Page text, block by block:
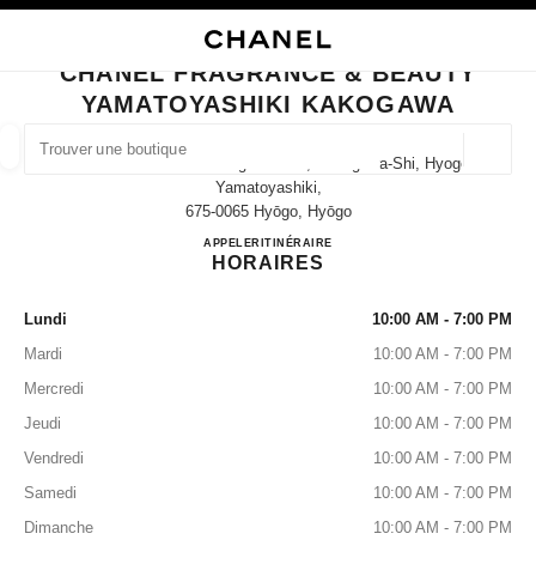
TROUVER UNE BOUTIQUE
Les suggestions sont affichées sous cette barre de recherche
0 Suggestions disponibles
FERMER LA FICHE BOUTIQUE CHANEL FRAGRANCE & BEAUTY
CHANEL FRAGRANCE & BEAUTY
YAMATOYASHIKI KAKOGAWA
21-8 Shinoharacho Kakogawa-Cho, Kakogawa-Shi, Hyogo
Yamatoyashiki,
675-0065 Hyōgo, Hyōgo
APPELER079-457-5280
ITINÉRAIRECHANEL FRAGRANCE &
HORAIRES
Lundi
10:00 AM - 7:00 PM
Mardi
10:00 AM - 7:00 PM
Mercredi
10:00 AM - 7:00 PM
Jeudi
10:00 AM - 7:00 PM
Vendredi
10:00 AM - 7:00 PM
Samedi
10:00 AM - 7:00 PM
Dimanche
10:00 AM - 7:00 PM
LUNETTES HORLOGERIE ET JOAILLERIE